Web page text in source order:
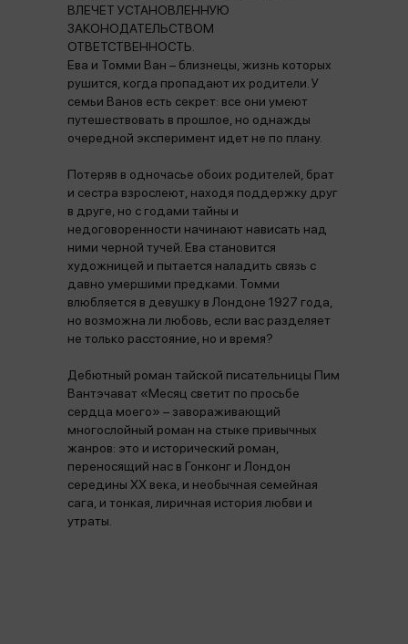
ВЛЕЧЕТ УСТАНОВЛЕННУЮ
ЗАКОНОДАТЕЛЬСТВОМ
ОТВЕТСТВЕННОСТЬ.
Ева и Томми Ван – близнецы, жизнь которых
рушится, когда пропадают их родители. У
семьи Ванов есть секрет: все они умеют
путешествовать в прошлое, но однажды
очередной эксперимент идет не по плану.
Потеряв в одночасье обоих родителей, брат
и сестра взрослеют, находя поддержку друг
в друге, но с годами тайны и
недоговоренности начинают нависать над
ними черной тучей. Ева становится
художницей и пытается наладить связь с
давно умершими предками. Томми
влюбляется в девушку в Лондоне 1927 года,
но возможна ли любовь, если вас разделяет
не только расстояние, но и время?
Дебютный роман тайской писательницы Пим
Вантэчават «Месяц светит по просьбе
сердца моего» – завораживающий
многослойный роман на стыке привычных
жанров: это и исторический роман,
переносящий нас в Гонконг и Лондон
середины ХХ века, и необычная семейная
сага, и тонкая, лиричная история любви и
утраты.